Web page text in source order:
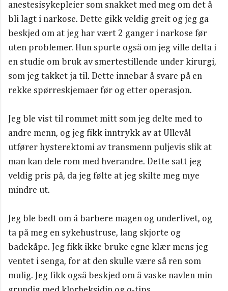
anestesisykepleier som snakket med meg om det å
bli lagt i narkose. Dette gikk veldig greit og jeg ga
beskjed om at jeg har vært 2 ganger i narkose før
uten problemer. Hun spurte også om jeg ville delta i
en studie om bruk av smertestillende under kirurgi,
som jeg takket ja til. Dette innebar å svare på en
rekke spørreskjemaer før og etter operasjon.
Jeg ble vist til rommet mitt som jeg delte med to
andre menn, og jeg fikk inntrykk av at Ullevål
utfører hysterektomi av transmenn puljevis slik at
man kan dele rom med hverandre. Dette satt jeg
veldig pris på, da jeg følte at jeg skilte meg mye
mindre ut.
Jeg ble bedt om å barbere magen og underlivet, og
ta på meg en sykehustruse, lang skjorte og
badekåpe. Jeg fikk ikke bruke egne klær mens jeg
ventet i senga, for at den skulle være så ren som
mulig. Jeg fikk også beskjed om å vaske navlen min